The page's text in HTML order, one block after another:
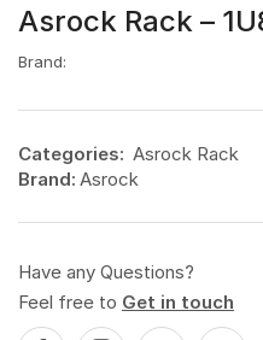
Asrock Rack –
Brand:
Categories: Asrock Rack
Brand: Asrock
Have any Questions?
Feel free to Get in touch